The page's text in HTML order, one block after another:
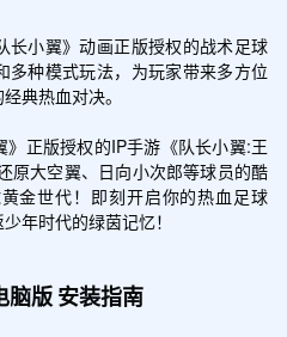
长小翼》动画正版授权的战术足球
多种模式玩法，为玩家带来多方位
典热血对决。
正版授权的IP手游《队长小翼:王
原大空翼、日向小次郎等球员的酷
金世代！即刻开启你的热血足球
年时代的绿茵记忆！
脑版 安装指南